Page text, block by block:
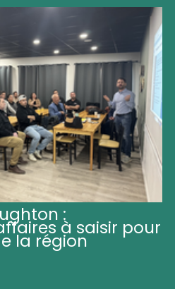
:
à saisir pour
la région